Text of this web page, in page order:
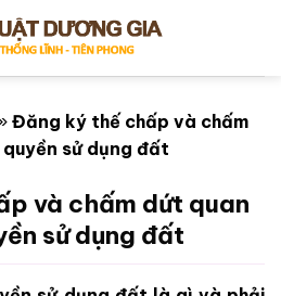
Đăng ký thế chấp và chấm
sử dụng đất
và chấm dứt quan
sử dụng đất